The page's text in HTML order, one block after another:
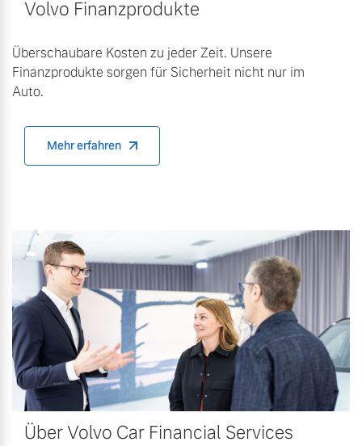
Volvo Finanzprodukte
Überschaubare Kosten zu jeder Zeit. Unsere
Finanzprodukte sorgen für Sicherheit nicht nur im
Auto.
Mehr erfahren
Über Volvo Car Financial Services